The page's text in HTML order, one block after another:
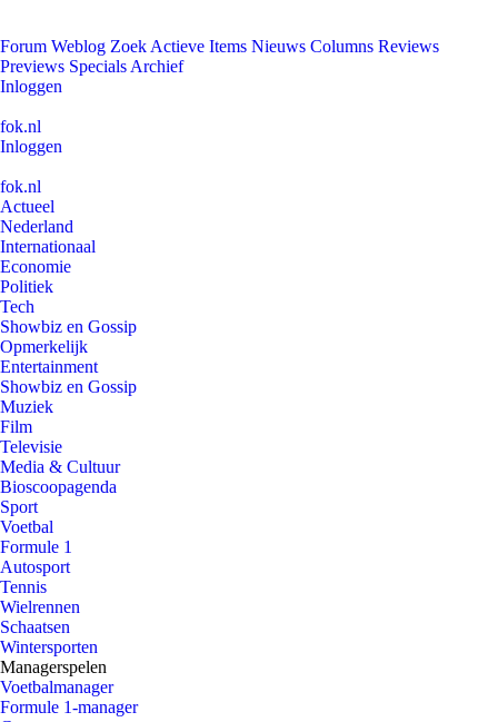
Forum Weblog Zoek Actieve Items Nieuws Columns Reviews
Previews Specials Archief
Inloggen
fok.nl
Inloggen
fok.nl
Actueel
Nederland
Internationaal
Economie
Politiek
Tech
Showbiz en Gossip
Opmerkelijk
Entertainment
Showbiz en Gossip
Muziek
Film
Televisie
Media & Cultuur
Bioscoopagenda
Sport
Voetbal
Formule 1
Autosport
Tennis
Wielrennen
Schaatsen
Wintersporten
Managerspelen
Voetbalmanager
Formule 1-manager